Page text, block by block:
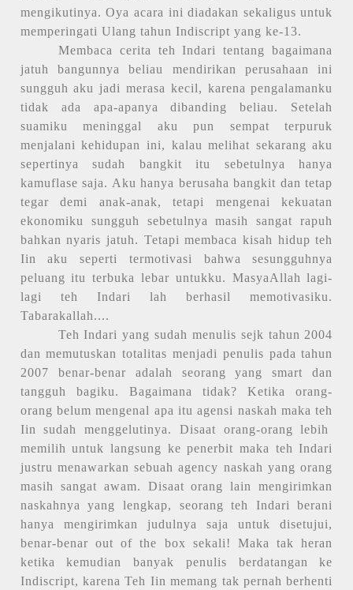
mengikutinya. Oya acara ini diadakan sekaligus untuk
memperingati Ulang tahun Indiscript yang ke-13.
Membaca cerita teh Indari tentang bagaimana
jatuh bangunnya beliau mendirikan perusahaan ini
sungguh aku jadi merasa kecil, karena pengalamanku
tidak ada apa-apanya dibanding beliau. Setelah
suamiku meninggal aku pun sempat terpuruk
menjalani kehidupan ini, kalau melihat sekarang aku
sepertinya sudah bangkit itu sebetulnya hanya
kamuflase saja. Aku hanya berusaha bangkit dan tetap
tegar demi anak-anak, tetapi mengenai kekuatan
ekonomiku sungguh sebetulnya masih sangat rapuh
bahkan nyaris jatuh. Tetapi membaca kisah hidup teh
Iin aku seperti termotivasi bahwa sesungguhnya
peluang itu terbuka lebar untukku. MasyaAllah lagi-
lagi teh Indari lah berhasil memotivasiku.
Tabarakallah....
Teh Indari yang sudah menulis sejk tahun 2004
dan memutuskan totalitas menjadi penulis pada tahun
2007 benar-benar adalah seorang yang smart dan
tangguh bagiku. Bagaimana tidak? Ketika orang-
orang belum mengenal apa itu agensi naskah maka teh
Iin sudah menggelutinya. Disaat orang-orang lebih
memilih untuk langsung ke penerbit maka teh Indari
justru menawarkan sebuah agency naskah yang orang
masih sangat awam. Disaat orang lain mengirimkan
naskahnya yang lengkap, seorang teh Indari berani
hanya mengirimkan judulnya saja untuk disetujui,
benar-benar out of the box sekali! Maka tak heran
ketika kemudian banyak penulis berdatangan ke
Indiscript, karena Teh Iin memang tak pernah berhenti